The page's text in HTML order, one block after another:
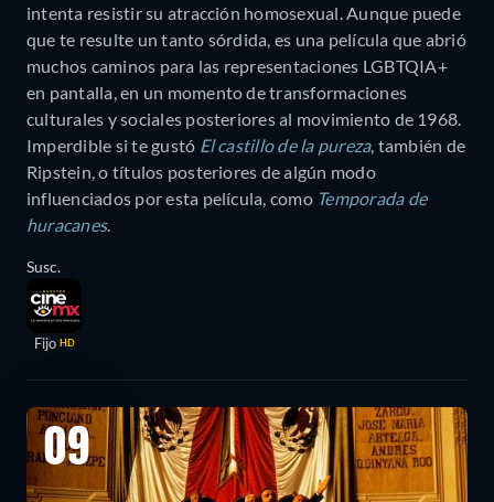
intenta resistir su atracción homosexual. Aunque puede
que te resulte un tanto sórdida, es una película que abrió
muchos caminos para las representaciones LGBTQIA+
en pantalla, en un momento de transformaciones
culturales y sociales posteriores al movimiento de 1968.
Imperdible si te gustó El castillo de la pureza, también de
Ripstein, o títulos posteriores de algún modo
influenciados por esta película, como Temporada de
huracanes.
Susc.
Fijo HD
09